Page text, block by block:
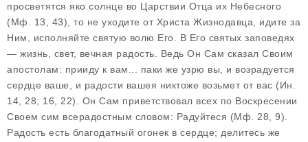
просветятся яко солнце во Царствии Отца их Небесного
(Мф. 13, 43), то не уходите от Христа Жизнодавца, идите за
Ним, исполняйте святую волю Его. В Его святых заповедях
— жизнь, свет, вечная радость. Ведь Он Сам сказал Своим
апостолам: прииду к вам... паки же узрю вы, и возрадуется
сердце ваше, и радости вашея никтоже возьмет от вас (Ин.
14, 28; 16, 22). Он Сам приветствовал всех по Воскресении
Своем сим всерадостным словом: Радуйтеся (Мф. 28, 9).
Радость есть благодатный огонек в сердце; делитесь же